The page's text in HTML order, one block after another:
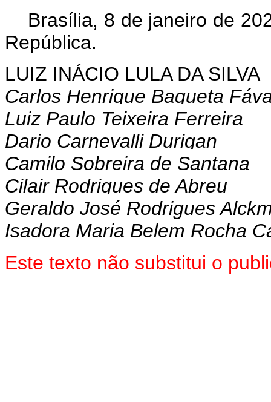
Brasília, 8 de janeiro de
República.
LUIZ INÁCIO LULA DA SILVA
Carlos Henrique Baqueta
Luiz Paulo Teixeira Ferreira
Dario Carnevalli Durigan
Camilo Sobreira de Santana
Cilair Rodrigues de Abreu
Geraldo José Rodrigues
Isadora Maria Belem Rocha
Este texto não substitui o